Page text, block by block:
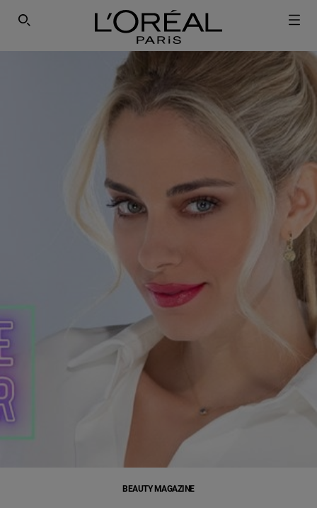
ΕΓΓΡΑΦΕΙΤΕ ΣΤΟ NEWSLETTER!
SEARCH THIS SITE
BEAUTY MAGAZINE